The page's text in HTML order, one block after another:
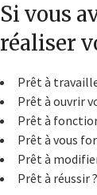
Si vous
réaliser
Prêt à
Prêt à ouvrir
Prêt à
Prêt à vous
Prêt à
Prêt à réussir ?